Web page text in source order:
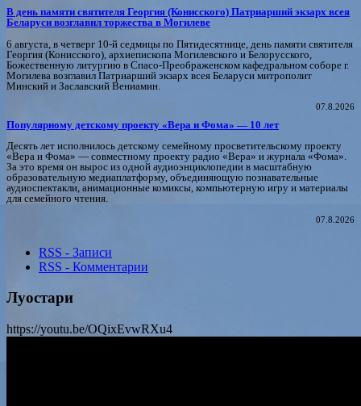
В день памяти святителя Георгия (Конисского) Патриарший экзарх всея
Беларуси возглавил торжества в Могилеве
6 августа, в четверг 10-й седмицы по Пятидесятнице, день памяти святителя
Георгия (Конисского), архиепископа Могилевского и Белорусского,
Божественную литургию в Спасо-Преображенском кафедральном соборе г.
Могилева возглавил Патриарший экзарх всея Беларуси митрополит
Минский и Заславский Вениамин.
07.8.2026
Популярному детскому проекту «Вера и Фома» — 10 лет
Десять лет исполнилось детскому семейному просветительскому проекту
«Вера и Фома» — совместному проекту радио «Вера» и журнала «Фома».
За это время он вырос из одной аудиоэнциклопедии в масштабную
образовательную медиаплатформу, объединяющую познавательные
аудиоспектакли, анимационные комиксы, компьютерную игру и материалы
для семейного чтения.
07.8.2026
RSS - Записи
RSS - Комментарии
Луостари
https://youtu.be/OQixEvwRXu4